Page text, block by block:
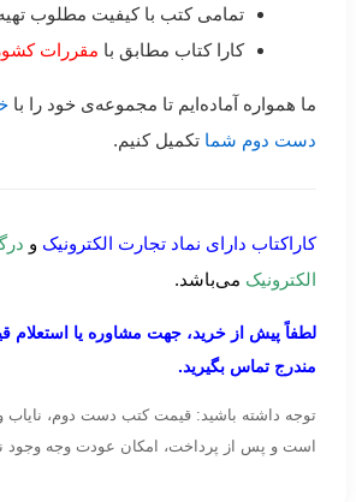
تمامی کتب با کیفیت مطلوب
کارا کتاب مطابق با مقررات
ما همواره آماده‌ایم تا مجموعه‌ی خود را با
دست دوم شما تکمیل کنیم.
کاراکتاب دارای نماد تجارت الکترونیک و
الکترونیک می‌باشد.
لطفاً پیش از خرید، جهت مشاوره یا استعلام
مندرج تماس بگیرید.
توجه داشته باشید: قیمت کتب دست دوم، نایاب
است و پس از پرداخت، امکان عودت وجه وجود